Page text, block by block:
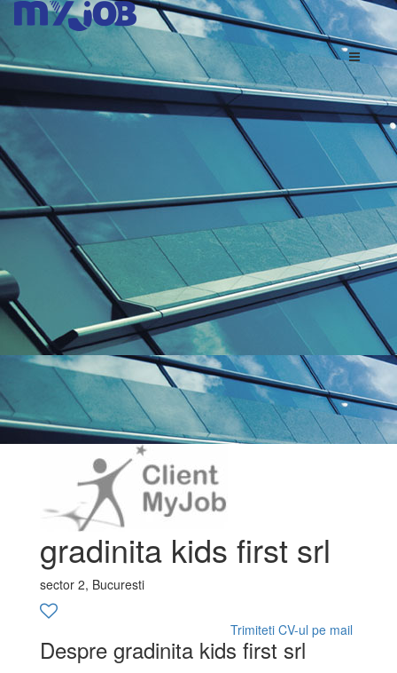
gradinita kids first srl
sector 2, Bucuresti
Trimiteti CV-ul pe mail
Despre gradinita kids first srl